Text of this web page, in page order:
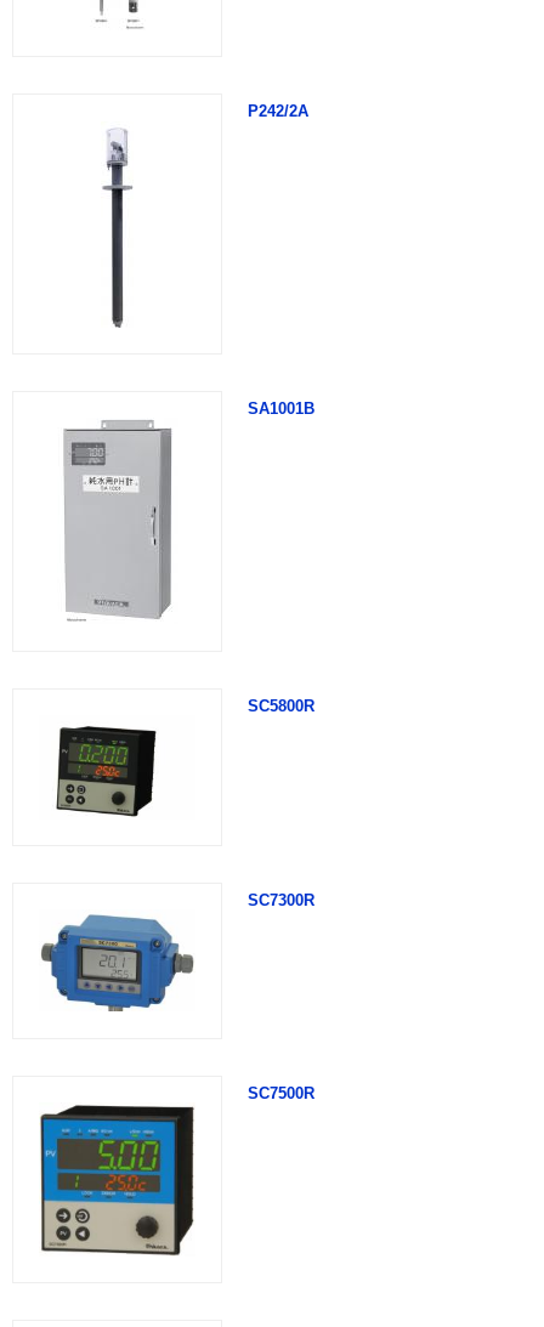
P242/2A
SA1001B
SC5800R
SC7300R
SC7500R